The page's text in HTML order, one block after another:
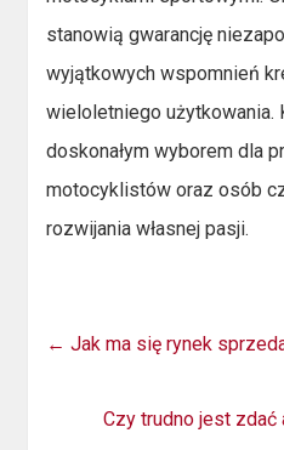
stanowią gwarancję
wyjątkowych wspomnień
wieloletniego użytkowania.
doskonałym wyborem dla
motocyklistów oraz osób
rozwijania własnej pasji.
← Jak ma się rynek
Czy trudno jest zdać